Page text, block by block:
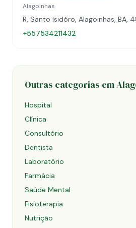
Alagoinhas
R. Santo Isidóro, Alagoinhas, BA,
+557534211432
Outras categorias em
Hospital
Clínica
Consultório
Dentista
Laboratório
Farmácia
Saúde Mental
Fisioterapia
Nutrição